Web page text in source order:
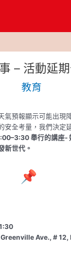
– 活動延
教育
氣預報顯示可能出現
安全考量，我們決定
舉行的講座-
新世代。
Ave., # 12,